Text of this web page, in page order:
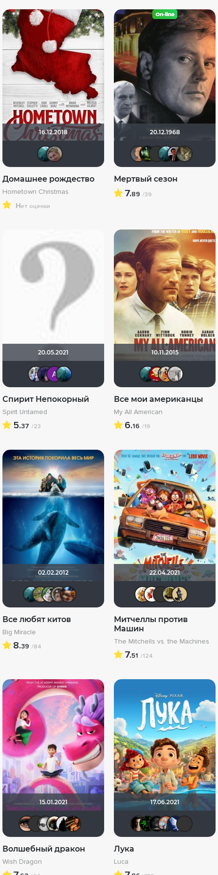
16.12.2018
Viktorija Danilevskaja
Домашнее рождество
Hometown Christmas
нет оценки
20.12.1968
marsija
Мертвый сезон
7.89 /39
20.05.2021
Анатолий Ш
Спирит Непокорный
Spirit Untamed
5.37 /23
10.11.2015
Все мои американцы
My All American
6.16 /19
02.02.2012
Giovanna
Все любят китов
Big Miracle
8.39 /84
22.04.2021
Митчеллы против
Машин
The Mitchells vs. the Machines
7.51 /124
15.01.2021
Зайка3000
VikkaviktoriyBullDoG102
hinja2008
Волшебный дракон
Wish Dragon
17.06.2021
RQ7frolov80
Лука
Luca